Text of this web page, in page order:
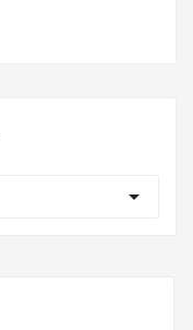
